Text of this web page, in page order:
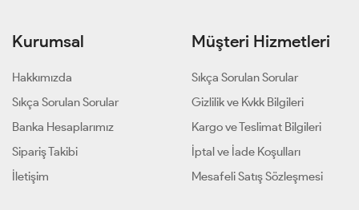
Kurumsal
Hakkımızda
Sıkça Sorulan Sorular
Banka Hesaplarımız
Sipariş Takibi
İletişim
Müşteri Hizmetleri
Sıkça Sorulan Sorular
Gizlilik ve Kvkk Bilgileri
Kargo ve Teslimat Bilgileri
İptal ve İade Koşulları
Mesafeli Satış Sözleşmesi